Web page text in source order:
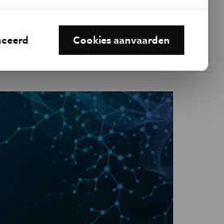
in de diepste waarneemcampagne
Cookies aanvaarden